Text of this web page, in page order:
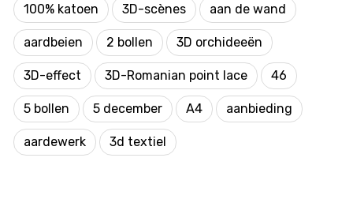
100% katoen 3D-scènes aan de wand
aardbeien 2 bollen 3D orchideeën
3D-effect 3D-Romanian point lace 46
5 bollen 5 december A4 aanbieding
aardewerk 3d textiel